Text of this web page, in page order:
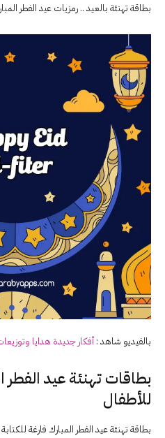
بطاقة تهنئة بالعيد .. رمزيات عيد الفطر
بالفيديو شاهد : أفكار جديدة هدايا
بطاقات تهنئة عيد الفطر
للأطفال
بطاقة تهنئة عيد الفطر المبارك فارغة